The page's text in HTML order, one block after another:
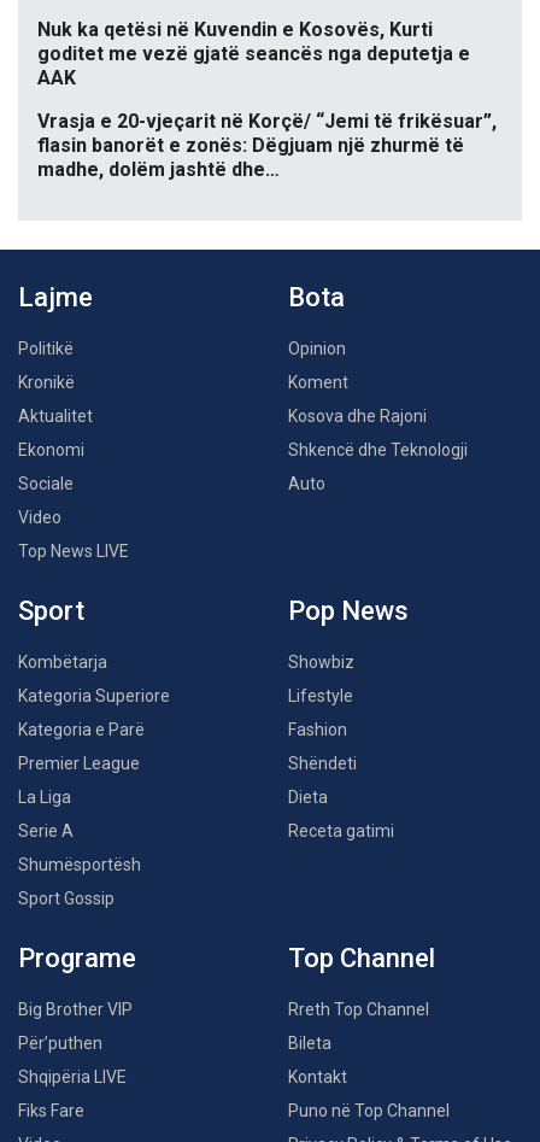
Nuk ka qetësi në Kuvendin e Kosovës, Kurti
goditet me vezë gjatë seancës nga deputetja e
AAK
Vrasja e 20-vjeçarit në Korçë/ “Jemi të frikësuar”,
flasin banorët e zonës: Dëgjuam një zhurmë të
madhe, dolëm jashtë dhe…
Lajme
Politikë
Kronikë
Aktualitet
Ekonomi
Sociale
Video
Top News LIVE
Bota
Opinion
Koment
Kosova dhe Rajoni
Shkencë dhe Teknologji
Auto
Sport
Kombëtarja
Kategoria Superiore
Kategoria e Parë
Premier League
La Liga
Serie A
Shumësportësh
Sport Gossip
Pop News
Showbiz
Lifestyle
Fashion
Shëndeti
Dieta
Receta gatimi
Programe
Big Brother VIP
Për’puthen
Shqipëria LIVE
Fiks Fare
Top Channel
Rreth Top Channel
Bileta
Kontakt
Puno në Top Channel